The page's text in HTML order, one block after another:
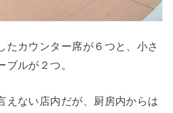
たカウンター席が６つと、小さ
ブルが２つ。
えない店内だが、厨房内からは